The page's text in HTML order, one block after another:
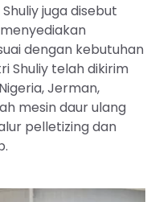
juga disebut
dengan kebutuhan
Shuliy telah dikirim
Jerman,
mesin daur ulang
pelletizing dan